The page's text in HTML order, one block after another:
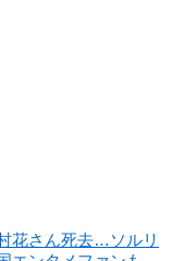
花さん死去…ソルリ